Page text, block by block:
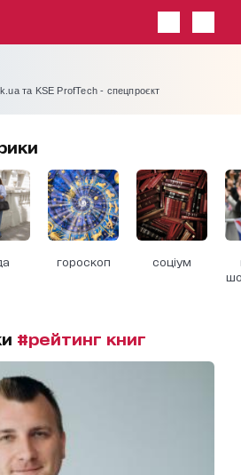
та KSE ProfTech - спецпроєкт
гороскоп соціум
#рейтинг книг